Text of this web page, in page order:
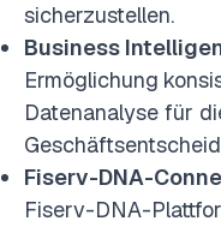
sicherzustellen.
Business
Ermöglichung
Datenanalyse für
Fiserv-DNA-
Fiserv-DNA-